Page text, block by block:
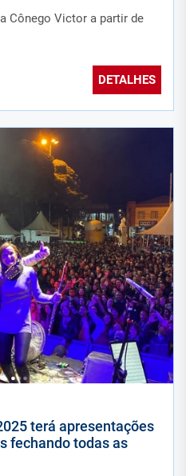
Cônego Victor a partir de
DETALHES
terá apresentações
fechando todas as